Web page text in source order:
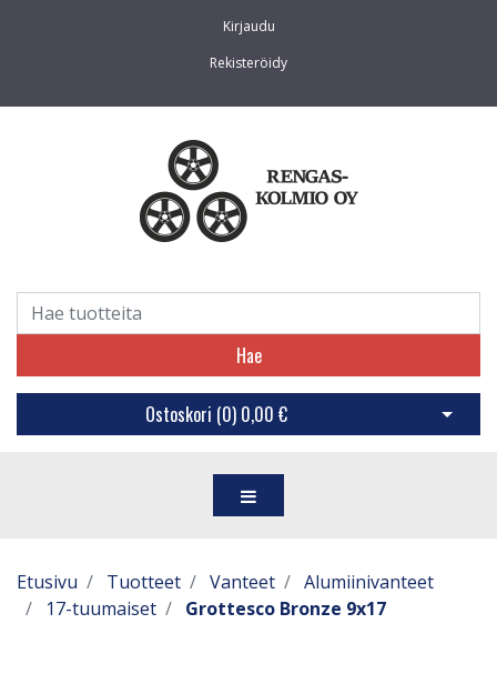
Kirjaudu
Rekisteröidy
Hae
Ostoskori (0) 0,00 € Avaa
Etusivu Tuotteet Vanteet
Alumiinivanteet
17-tuumaiset
Grottesco Bronze 9x17